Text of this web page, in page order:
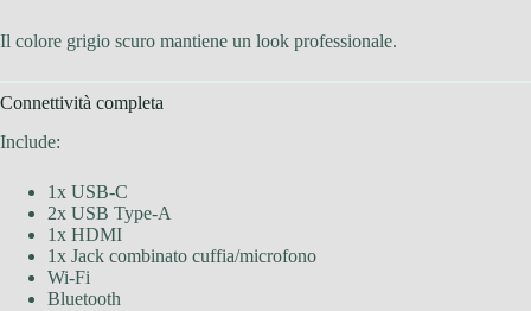
Il colore grigio scuro mantiene un look professionale.
Connettività completa
Include:
1x USB-C
2x USB Type-A
1x HDMI
1x Jack combinato cuffia/microfono
Wi-Fi
Bluetooth